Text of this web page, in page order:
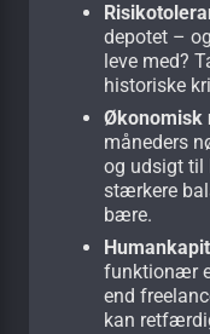
depotet –
leve med?
historiske
Økonomisk
måneders
og udsigt til
stærkere
bære.
funktionær
end
kan